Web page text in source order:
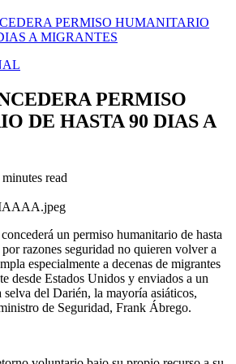
PERMISO HUMANITARIO
A MIGRANTES
PERMISO
DE HASTA 90 DIAS A
read
un permiso humanitario de hasta
razones seguridad no quieren volver a
especialmente a decenas de migrantes
desde Estados Unidos y enviados a un
selva del Darién, la mayoría asiáticos,
de Seguridad, Frank Ábrego.